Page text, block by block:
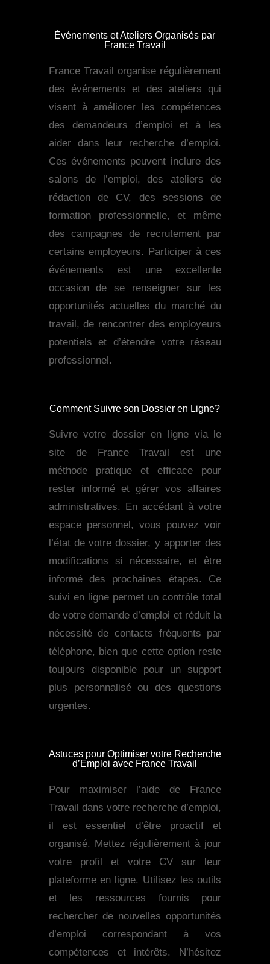
Événements et Ateliers Organisés par
France Travail
France Travail organise régulièrement
des événements et des ateliers qui
visent à améliorer les compétences
des demandeurs d’emploi et à les
aider dans leur recherche d’emploi.
Ces événements peuvent inclure des
salons de l’emploi, des ateliers de
rédaction de CV, des sessions de
formation professionnelle, et même
des campagnes de recrutement par
certains employeurs. Participer à ces
événements est une excellente
occasion de se renseigner sur les
opportunités actuelles du marché du
travail, de rencontrer des employeurs
potentiels et d’étendre votre réseau
professionnel.
Comment Suivre son Dossier en Ligne?
Suivre votre dossier en ligne via le
site de France Travail est une
méthode pratique et efficace pour
rester informé et gérer vos affaires
administratives. En accédant à votre
espace personnel, vous pouvez voir
l’état de votre dossier, y apporter des
modifications si nécessaire, et être
informé des prochaines étapes. Ce
suivi en ligne permet un contrôle total
de votre demande d’emploi et réduit la
nécessité de contacts fréquents par
téléphone, bien que cette option reste
toujours disponible pour un support
plus personnalisé ou des questions
urgentes.
Astuces pour Optimiser votre Recherche
d’Emploi avec France Travail
Pour maximiser l’aide de France
Travail dans votre recherche d’emploi,
il est essentiel d’être proactif et
organisé. Mettez régulièrement à jour
votre profil et votre CV sur leur
plateforme en ligne. Utilisez les outils
et les ressources fournis pour
rechercher de nouvelles opportunités
d’emploi correspondant à vos
compétences et intérêts. N’hésitez